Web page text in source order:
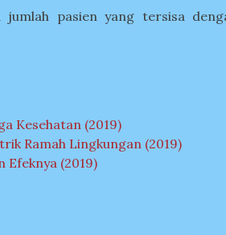
jumlah pasien yang tersisa
Kesehatan (2019)
Ramah Lingkungan (2019)
Efeknya (2019)